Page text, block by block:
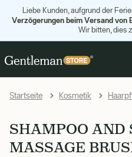
Liebe Kunden, aufgrund der
Verzögerungen beim Versand von
Wir bitten, dies
Startseite Kosmetik
SHAMPOO AND
MASSAGE